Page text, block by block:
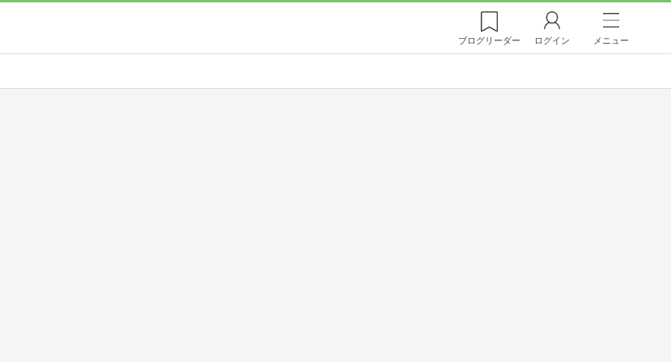
ブログリーダー ログイン メニュー